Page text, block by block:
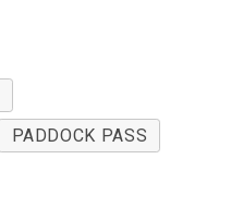
PADDOCK PASS